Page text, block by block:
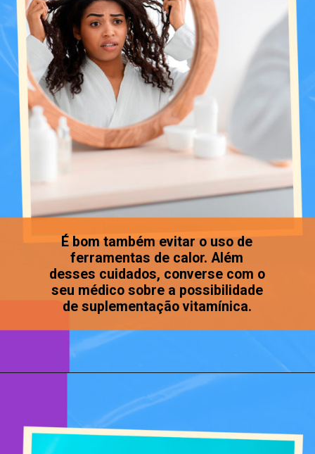
É bom também evitar o uso de
ferramentas de calor. Além
desses cuidados, converse com o
seu médico sobre a possibilidade
de suplementação vitamínica.